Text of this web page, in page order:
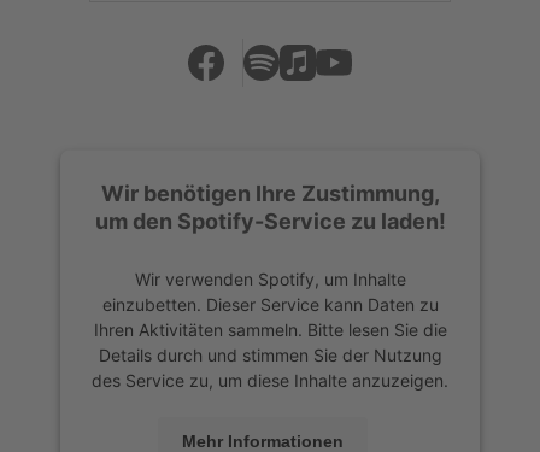
Wir benötigen Ihre Zustimmung,
um den Spotify-Service zu laden!
Wir verwenden Spotify, um Inhalte
einzubetten. Dieser Service kann Daten zu
Ihren Aktivitäten sammeln. Bitte lesen Sie die
Details durch und stimmen Sie der Nutzung
des Service zu, um diese Inhalte anzuzeigen.
Mehr Informationen